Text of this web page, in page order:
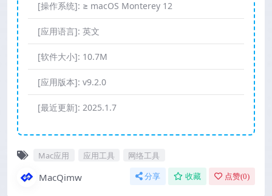
[操作系统]: ≥ macOS Monterey 12
[应用语言]: 英文
[软件大小]: 10.7M
[应用版本]: v9.2.0
[最近更新]: 2025.1.7
Mac应用 应用工具 网络工具
MacQimw 分享 收藏 点赞(0)